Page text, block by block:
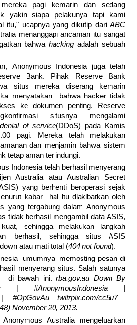
mereka pagi kemarin dan sedang
yakin siapa pelakunya tapi kami
itu," ucapnya yang dikutip dariABC
menanggapi ancaman itu sangat
bahwahacking adalah sebuah
Anonymous Indonesia juga telah
Bank. Pihak Reserve Bank
situs mereka diserang kemarin
menyatakan bahwa hacker tidak
ke dokumen penting. Reserve
situsnya mengalami
of service(DDoS) pada Kamis
pagi. Mereka telah melakukan
dan menjamin bahwa sistem
tetap aman terlindungi.
Indonesia telah berhasil menyerang
Australia atau Australian Secret
yang berhenti beroperasi sejak
kabar hal itu diakibatkan oleh
yang tergabung dalam Anonymous
tidak berhasil mengambil data ASIS,
sehingga melakukan langkah
berhasil, sehingga situs ASIS
atau mati total (404 not found).
umumnya memosting pesan di
menyerang situs. Salah satunya
di bawah ini.rba.gov.au Down By
| #AnonymousIndonesia |
| #OpGovAu twitrpix.com/cc5u7—
November 20, 2013.
Australia mengeluarkan